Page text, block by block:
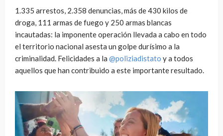
1.335 arrestos, 2.358 denuncias, más de 430 kilos de
droga, 111 armas de fuego y 250 armas blancas
incautadas: la imponente operación llevada a cabo en todo
el territorio nacional asesta un golpe durísimo a la
criminalidad. Felicidades a la @poliziadistato y a todos
aquellos que han contribuido a este importante resultado.